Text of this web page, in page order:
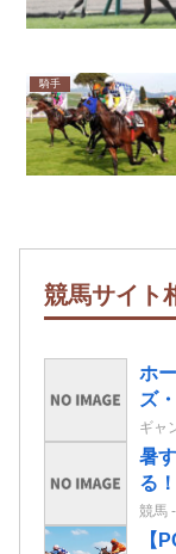
騎手
競馬サイト
ホ
ズ
ギャ
暑
る！
競馬
【